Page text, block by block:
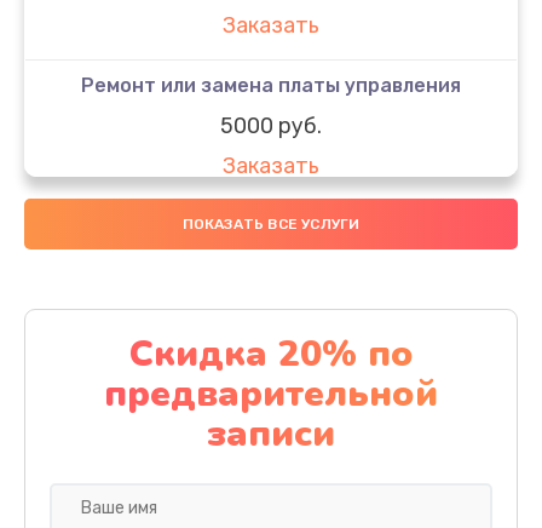
Заказать
Ремонт или замена платы управления
5000 руб.
Заказать
Ремонт или замена термоблока
Заказать
Ремонт привода варочного блока
4000 руб.
Заказать
ПОКАЗАТЬ ВСЕ УСЛУГИ
Скидка 20% по
предварительной
записи